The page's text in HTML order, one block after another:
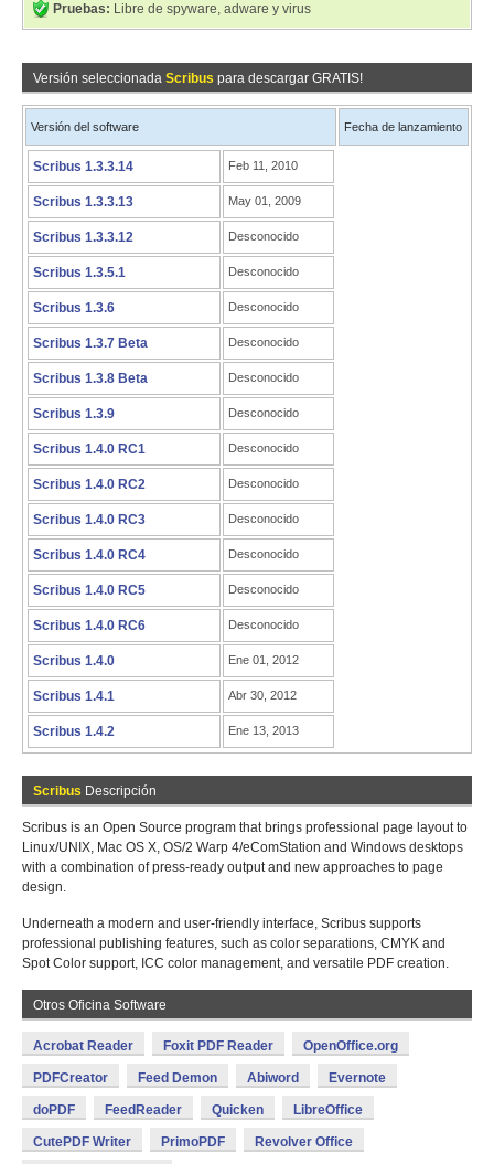
Pruebas: Libre de spyware, adware y virus
Versión seleccionada Scribus para descargar GRATIS!
Versión del software Fecha de lanzamiento
Scribus 1.3.3.14 Feb 11, 2010
Scribus 1.3.3.13 May 01, 2009
Scribus 1.3.3.12 Desconocido
Scribus 1.3.5.1 Desconocido
Scribus 1.3.6 Desconocido
Scribus 1.3.7 Beta Desconocido
Scribus 1.3.8 Beta Desconocido
Scribus 1.3.9 Desconocido
Scribus 1.4.0 RC1 Desconocido
Scribus 1.4.0 RC2 Desconocido
Scribus 1.4.0 RC3 Desconocido
Scribus 1.4.0 RC4 Desconocido
Scribus 1.4.0 RC5 Desconocido
Scribus 1.4.0 RC6 Desconocido
Scribus 1.4.0 Ene 01, 2012
Scribus 1.4.1 Abr 30, 2012
Scribus 1.4.2 Ene 13, 2013
Scribus Descripción
Scribus is an Open Source program that brings professional page layout to
Linux/UNIX, Mac OS X, OS/2 Warp 4/eComStation and Windows desktops
with a combination of press-ready output and new approaches to page
design.
Underneath a modern and user-friendly interface, Scribus supports
professional publishing features, such as color separations, CMYK and
Spot Color support, ICC color management, and versatile PDF creation.
Otros Oficina Software
Acrobat Reader Foxit PDF Reader OpenOffice.org
PDFCreator Feed Demon Abiword Evernote
doPDF FeedReader Quicken LibreOffice
CutePDF Writer PrimoPDF Revolver Office